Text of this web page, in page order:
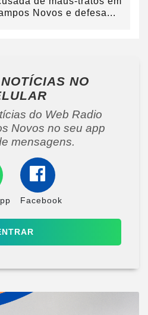
Novos e defesa...
NO
do Web Radio
Novos no seu app
mensagens.
Facebook